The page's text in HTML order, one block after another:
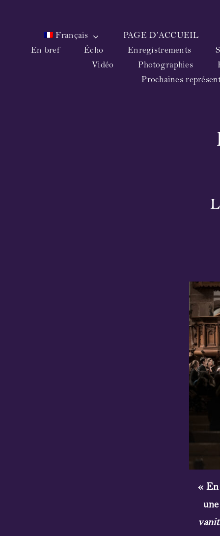
Français
PAGE D’ACCUEIL
En bref
Écho Enregistrements
Vidéo
Photographies
Prochaines
« En